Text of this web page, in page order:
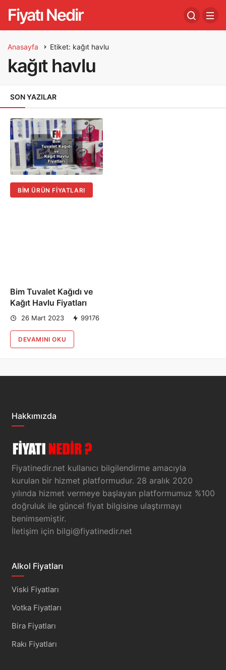
Fiyatı Nedir
Anasayfa Etiket: kağıt havlu
kağıt havlu
SON YAZILAR
BIM ÜRÜN FIYATLARI
Bim Tuvalet Kağıdı ve
Kağıt Havlu Fiyatları
26 Mart 2023 99176
DEVAMINI OKU
Hakkımızda
Fiyatinedir.net kullanıcı bilgilendirme amacıyla
kurulan bir hizmet platformudur. 28 aralık 2020
yılında hizmet vermeye başlayan platformumuz %100
doğruluk ile güncel fiyat bilgisine ulaştırmayı
benimsemiştir.
İletişim için bilgi@fiyatinedir.net
Alkol Fiyatları
Viski Fiyatları
Votka Fiyatları
Bira Fiyatları
Rakı Fiyatları